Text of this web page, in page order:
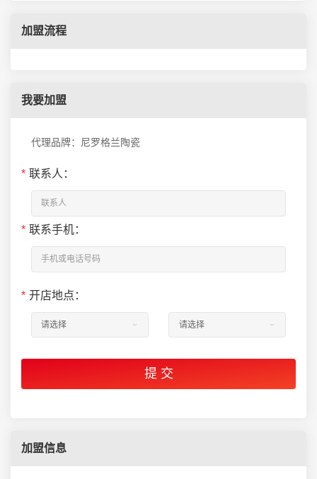
加盟流程
我要加盟
代理品牌：尼罗格兰陶瓷
* 联系人：
* 联系手机：
* 开店地点：
加盟信息